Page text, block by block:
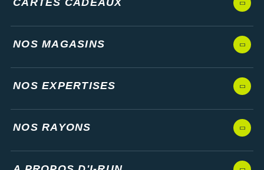
CARTES CADEAUX
NOS MAGASINS
NOS EXPERTISES
NOS RAYONS